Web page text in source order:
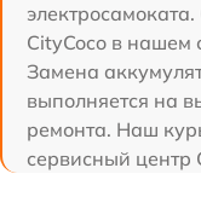
CityCoco в нашем
Замена
выполняется на
ремонта. Наш
сервисный центр